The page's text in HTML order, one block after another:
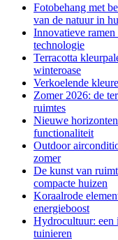
Fotobehang met
van de natuur in
Innovatieve
technologie
Terracotta
winteroase
Verkoelende
Zomer 2026: de
ruimtes
Nieuwe
functionaliteit
Outdoor
zomer
De kunst van
compacte huizen
Koraalrode
energieboost
Hydrocultuur: een
tuinieren